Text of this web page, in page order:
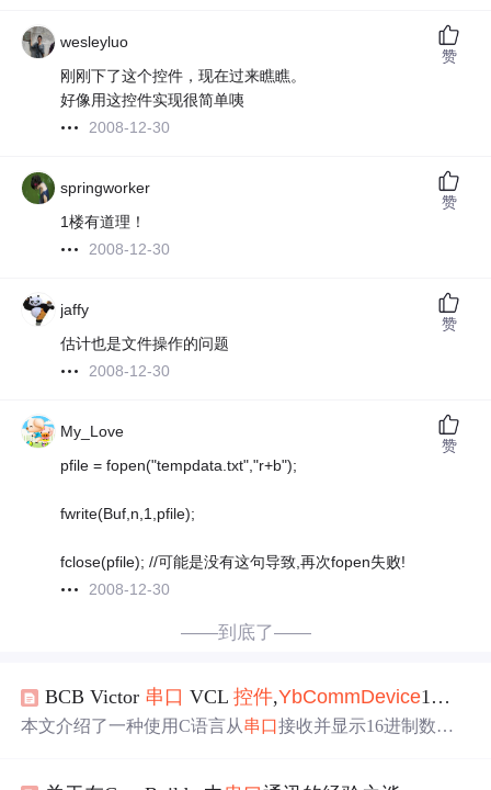
wesleyluo
刚刚下了这个控件，现在过来瞧瞧。
好像用这控件实现很简单咦
2008-12-30
赞
springworker
1楼有道理！
2008-12-30
赞
jaffy
估计也是文件操作的问题
2008-12-30
赞
My_Love
pfile = fopen("tempdata.txt","r+b");
fwrite(Buf,n,1,pfile);
fclose(pfile); //可能是没有这句导致,再次fopen失败!
2008-12-30
赞
——到底了——
BCB Victor 串口 VCL控件,YbCommDevice1通过单片机接收多字节字符串
本文介绍了一种使用C语言从串口接收并显示16进制数据